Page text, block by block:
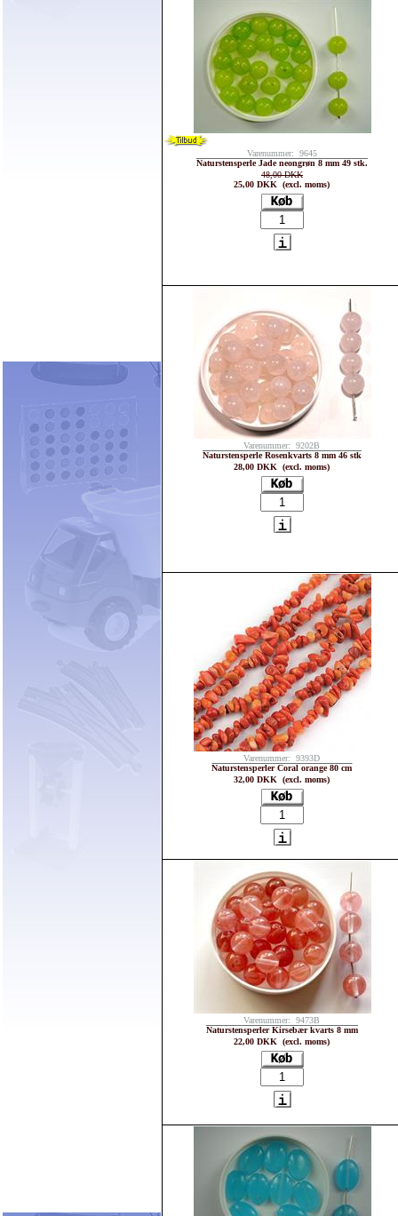
Varenummer: 9645
Naturstensperle Jade neongrøn 8 mm 49 stk.
48,00 DKK
25,00 DKK (excl. moms)
Varenummer: 9202B
Naturstensperle Rosenkvarts 8 mm 46 stk
28,00 DKK (excl. moms)
Varenummer: 9393D
Naturstensperler Coral orange 80 cm
32,00 DKK (excl. moms)
Varenummer: 9473B
Naturstensperler Kirsebær kvarts 8 mm
22,00 DKK (excl. moms)